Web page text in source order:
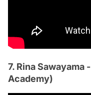
7. Rina
Academy)